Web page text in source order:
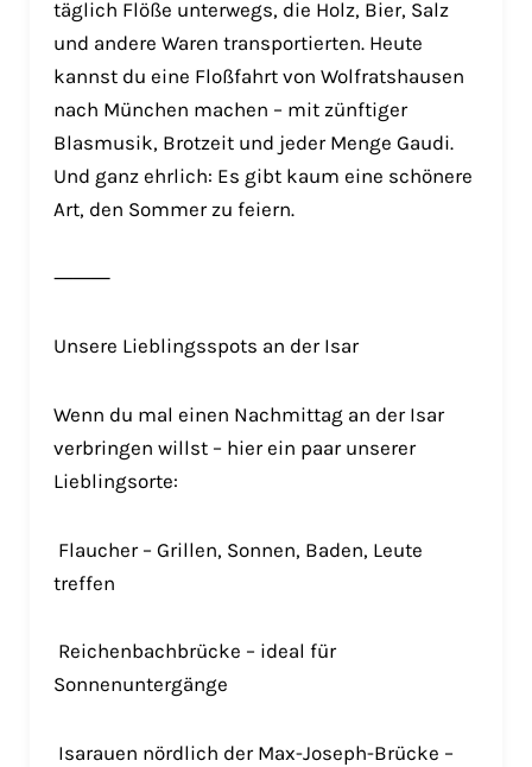
täglich Flöße unterwegs, die Holz, Bier, Salz
und andere Waren transportierten. Heute
kannst du eine Floßfahrt von Wolfratshausen
nach München machen – mit zünftiger
Blasmusik, Brotzeit und jeder Menge Gaudi.
Und ganz ehrlich: Es gibt kaum eine schönere
Art, den Sommer zu feiern.
⸻
Unsere Lieblingsspots an der Isar
Wenn du mal einen Nachmittag an der Isar
verbringen willst – hier ein paar unserer
Lieblingsorte:
Flaucher – Grillen, Sonnen, Baden, Leute
treffen
Reichenbachbrücke – ideal für
Sonnenuntergänge
Isarauen nördlich der Max-Joseph-Brücke –